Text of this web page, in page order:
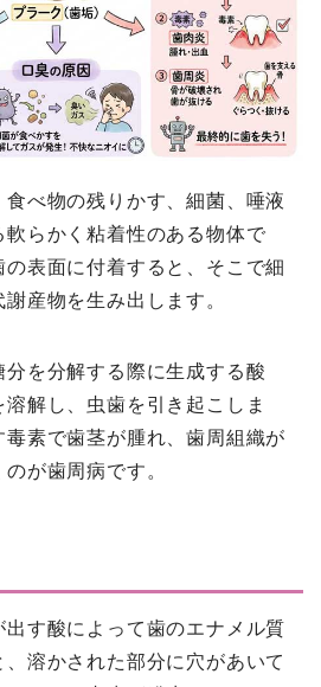
べ物の残りかす、細菌、唾液
らかく粘着性のある物体で
表面に付着すると、そこで細
産物を生み出します。
を分解する際に生成する酸
解し、虫歯を引き起こしま
素で歯茎が腫れ、歯周組織が
が歯周病です。
す酸によって歯のエナメル質
溶かされた部分に穴があいて